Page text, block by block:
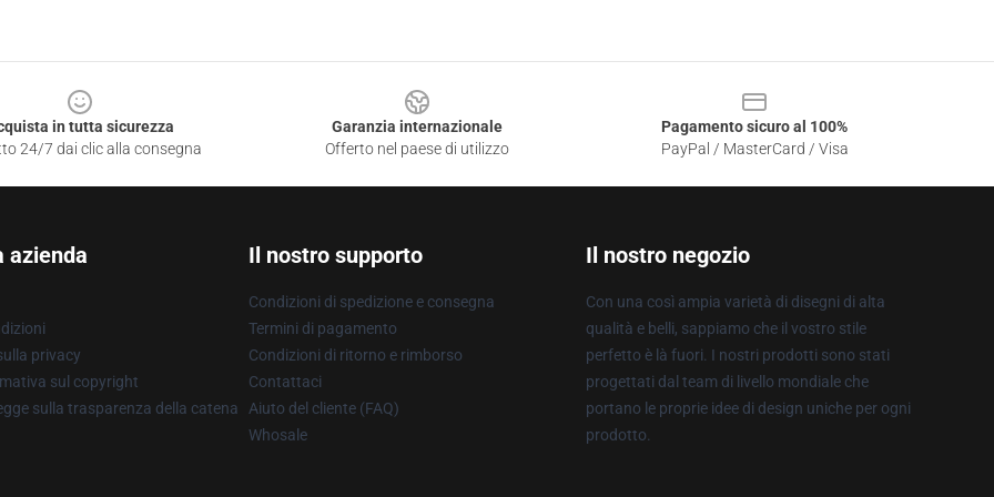
in tutta sicurezza
24/7 dai clic alla consegna
Garanzia internazionale
Offerto nel paese di utilizzo
Pagamento sicuro al 100%
PayPal / MasterCard / Visa
azienda
privacy
sul copyright
sulla trasparenza della catena
Il nostro supporto
Condizioni di spedizione e consegna
Termini di pagamento
Condizioni di ritorno e rimborso
Contattaci
Aiuto del cliente (FAQ)
Whosale
Il nostro negozio
Con una così ampia varietà di disegni di alta
qualità e belli, sappiamo che il vostro stile
perfetto è là fuori. I nostri prodotti sono stati
progettati dal team di livello mondiale che
portano le proprie idee di design uniche per ogni
prodotto.